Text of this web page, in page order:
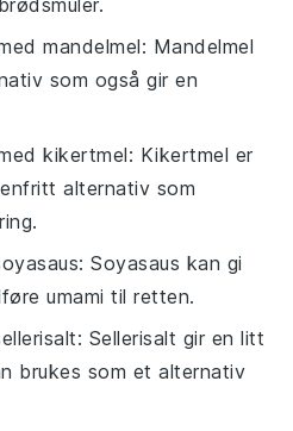
mandelmel: Mandelmel
som også gir en
kikertmel: Kikertmel er
alternativ som
: Soyasaus kan gi
umami til retten.
: Sellerisalt gir en litt
brukes som et alternativ